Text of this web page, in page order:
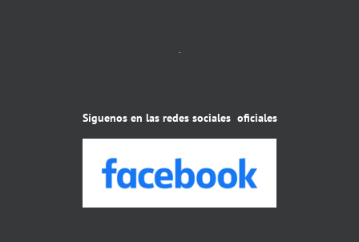
.
Síguenos en las redes sociales oficiales